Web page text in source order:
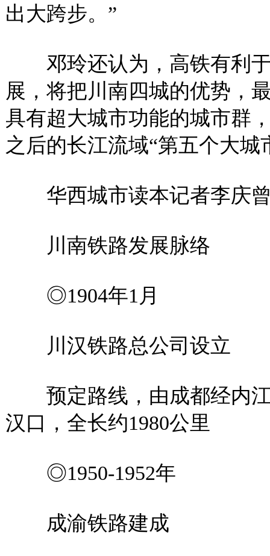
出大跨步。”
邓玲还认为，高铁有利于
展，将把川南四城的优势，
具有超大城市功能的城市群
之后的长江流域“第五个大城
华西城市读本记者李庆曾
川南铁路发展脉络
◎1904年1月
川汉铁路总公司设立
预定路线，由成都经内江
汉口，全长约1980公里
◎1950-1952年
成渝铁路建成